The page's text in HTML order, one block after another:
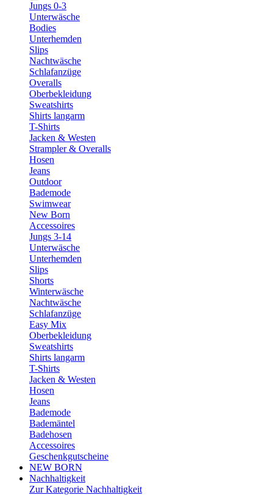
Jungs 0-3
Unterwäsche
Bodies
Unterhemden
Slips
Nachtwäsche
Schlafanzüge
Overalls
Oberbekleidung
Sweatshirts
Shirts langarm
T-Shirts
Jacken & Westen
Strampler & Overalls
Hosen
Jeans
Outdoor
Bademode
Swimwear
New Born
Accessoires
Jungs 3-14
Unterwäsche
Unterhemden
Slips
Shorts
Winterwäsche
Nachtwäsche
Schlafanzüge
Easy Mix
Oberbekleidung
Sweatshirts
Shirts langarm
T-Shirts
Jacken & Westen
Hosen
Jeans
Bademode
Bademäntel
Badehosen
Accessoires
Geschenkgutscheine
NEW BORN
Nachhaltigkeit
Zur Kategorie Nachhaltigkeit